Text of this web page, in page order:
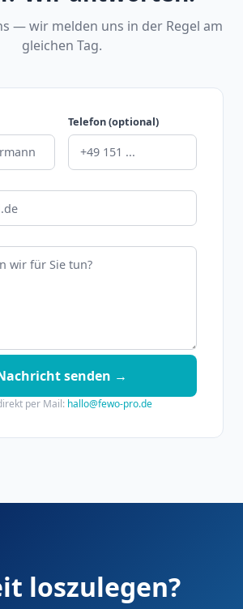
— wir melden uns in der Regel am
gleichen Tag.
Telefon (optional)
senden →
per Mail: hallo@fewo-pro.de
loszulegen?